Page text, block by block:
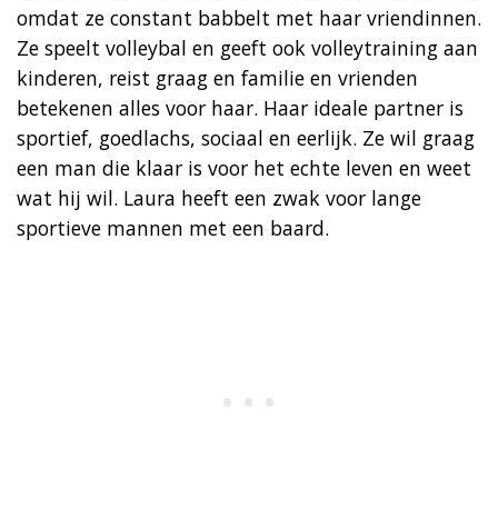
omdat ze constant babbelt met haar vriendinnen.
Ze speelt volleybal en geeft ook volleytraining aan
kinderen, reist graag en familie en vrienden
betekenen alles voor haar. Haar ideale partner is
sportief, goedlachs, sociaal en eerlijk. Ze wil graag
een man die klaar is voor het echte leven en weet
wat hij wil. Laura heeft een zwak voor lange
sportieve mannen met een baard.